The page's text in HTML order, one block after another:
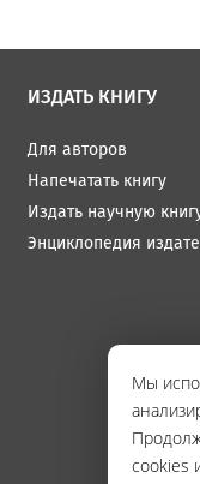
ИЗДАТЬ КНИГУ
Для авторов
Напечатать книгу
Издать научную
Энциклопедия
Мы
cookies